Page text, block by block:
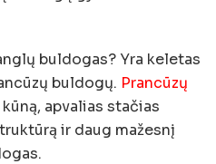
buldogas? Yra keletas
buldogų. Prancūzų
apvalias stačias
ir daug mažesnį